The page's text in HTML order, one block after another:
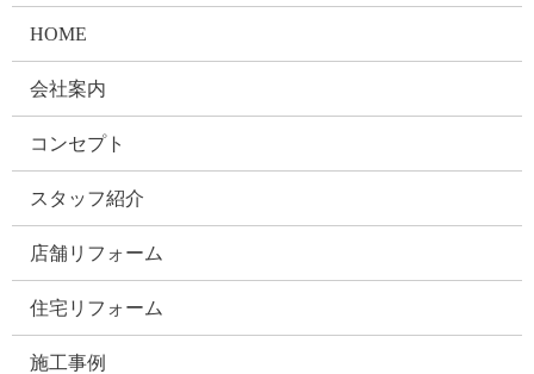
HOME
会社案内
コンセプト
スタッフ紹介
店舗リフォーム
住宅リフォーム
施工事例